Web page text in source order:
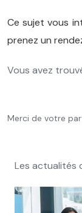
Ce sujet vous
prenez un
Vous avez
Merci de votre
Les actualités